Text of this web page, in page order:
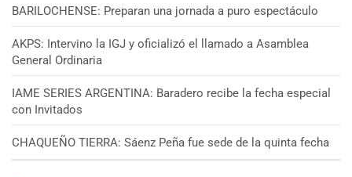
BARILOCHENSE: Preparan una jornada a puro espectáculo
AKPS: Intervino la IGJ y oficializó el llamado a Asamblea
General Ordinaria
IAME SERIES ARGENTINA: Baradero recibe la fecha especial
con Invitados
CHAQUEÑO TIERRA: Sáenz Peña fue sede de la quinta fecha